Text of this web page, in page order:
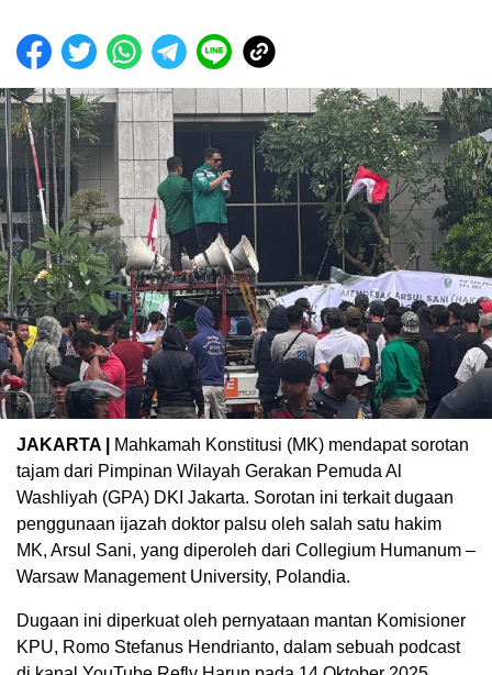
JAKARTA |
Mahkamah Konstitusi (MK) mendapat sorotan
tajam dari Pimpinan Wilayah Gerakan Pemuda Al
Washliyah (GPA) DKI Jakarta. Sorotan ini terkait dugaan
penggunaan ijazah doktor palsu oleh salah satu hakim
MK, Arsul Sani, yang diperoleh dari Collegium Humanum –
Warsaw Management University, Polandia.
Dugaan ini diperkuat oleh pernyataan mantan Komisioner
KPU, Romo Stefanus Hendrianto, dalam sebuah podcast